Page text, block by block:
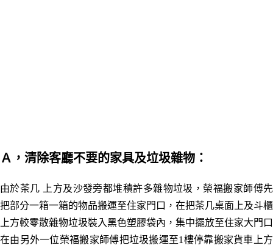
Ａ，清除客廳不要的家具及垃圾雜物：
由於茶几 上方及沙發旁都堆積許多雜物垃圾，榮福搬家師傅先
把部分一箱一箱的物品搬運至住家門口，在把茶几桌面上及斗櫃
上方較零散雜物垃圾裝入黑色塑膠袋內，集中擺放至住家大門口
在由另外一位榮福搬家師傅把垃圾搬運至1樓停靠搬家貨車上方